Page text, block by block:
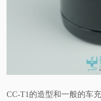
CC-T1的造型和一般的车